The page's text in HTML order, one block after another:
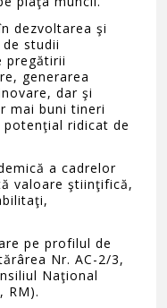
dezvoltarea şi
studii
pregătirii
generarea
dar şi
mai buni tineri
potenţial ridicat de
a cadrelor
valoare ştiinţifică,
pe profilul de
Nr. AC-2/3,
Naţional
RM).